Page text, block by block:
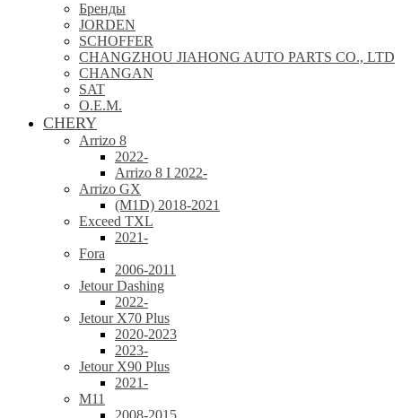
Бренды
JORDEN
SCHOFFER
CHANGZHOU JIAHONG AUTO PARTS CO., LTD
CHANGAN
SAT
O.E.M.
CHERY
Arrizo 8
2022-
Arrizo 8 I 2022-
Arrizo GX
(M1D) 2018-2021
Exceed TXL
2021-
Fora
2006-2011
Jetour Dashing
2022-
Jetour X70 Plus
2020-2023
2023-
Jetour X90 Plus
2021-
M11
2008-2015